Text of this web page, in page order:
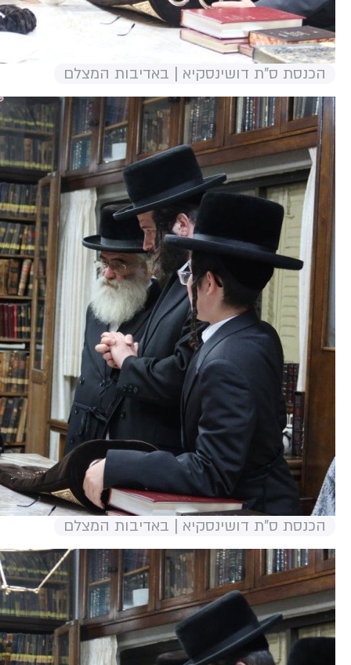
הכנסת ס"ת דושינסקיא | באדיבות המצלם
הכנסת ס"ת דושינסקיא | באדיבות המצלם